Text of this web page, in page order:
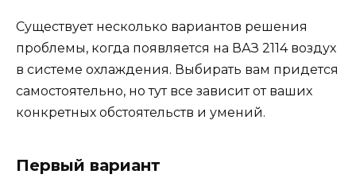
Существует несколько вариантов решения
проблемы, когда появляется на ВАЗ 2114 воздух
в системе охлаждения. Выбирать вам придется
самостоятельно, но тут все зависит от ваших
конкретных обстоятельств и умений.
Первый вариант